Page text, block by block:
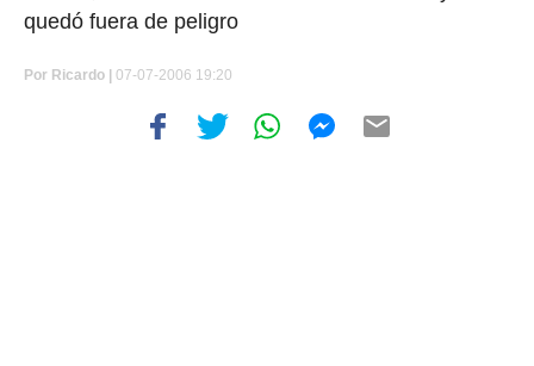
quedó fuera de peligro
Por Ricardo | 07-07-2006 19:20